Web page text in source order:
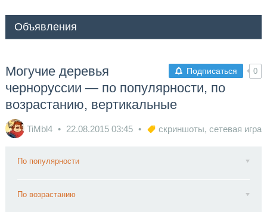
Объявления
Подписаться 0
Могучие деревья
черноруссии — по популярности, по
возрастанию, вертикальные
TiMbl4 22.08.2015 03:45 скриншоты, сетевая игра
По популярности
По возрастанию